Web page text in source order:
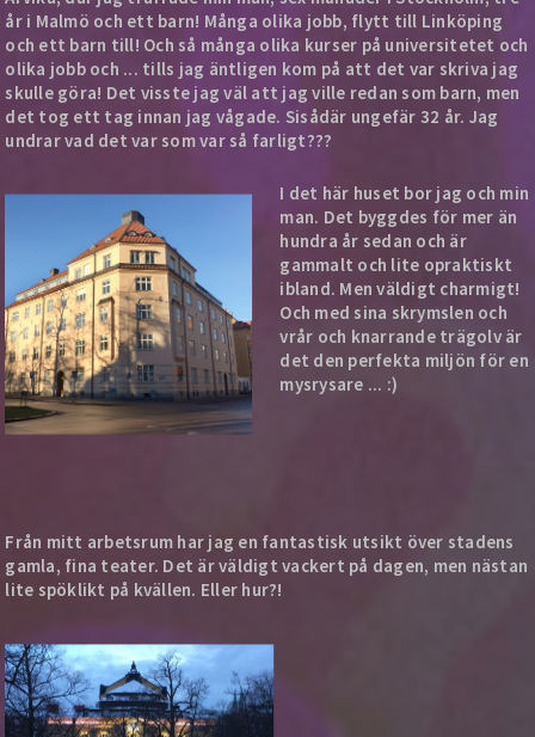
år i Malmö och ett barn! Många olika jobb, flytt till Linköping
och ett barn till! Och så många olika kurser på universitetet och
olika jobb och ... tills jag äntligen kom på att det var skriva jag
skulle göra! Det visste jag väl att jag ville redan som barn, men
det tog ett tag innan jag vågade. Sisådär ungefär 32 år. Jag
undrar vad det var som var så farligt???
I det här huset bor jag och min
man. Det byggdes för mer än
hundra år sedan och är
gammalt och lite opraktiskt
ibland. Men väldigt charmigt!
Och med sina skrymslen och
vrår och knarrande trägolv är
det den perfekta miljön för en
mysrysare ... :)
Från mitt arbetsrum har jag en fantastisk utsikt över stadens
gamla, fina teater. Det är väldigt vackert på dagen, men nästan
lite spöklikt på kvällen. Eller hur?!​